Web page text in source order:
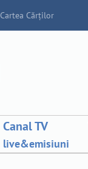
Cartea Cărților
Canal TV
live&emisiuni